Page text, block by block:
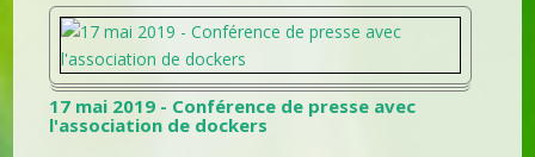
17 mai 2019 - Conférence de presse avec
l'association de dockers